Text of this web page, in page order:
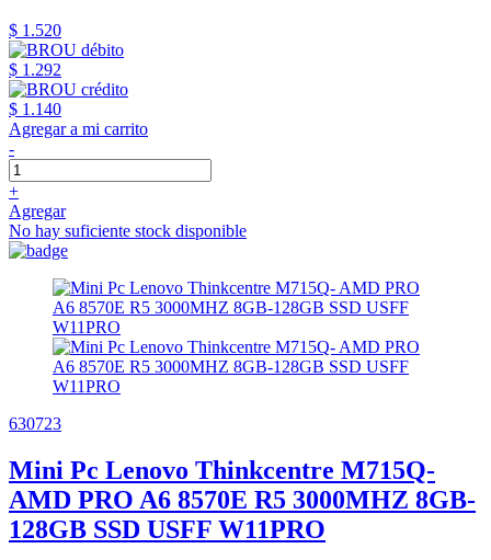
$ 1.520
$ 1.292
$ 1.140
Agregar a mi carrito
-
+
Agregar
No hay suficiente stock disponible
630723
Mini Pc Lenovo Thinkcentre M715Q-
AMD PRO A6 8570E R5 3000MHZ 8GB-
128GB SSD USFF W11PRO